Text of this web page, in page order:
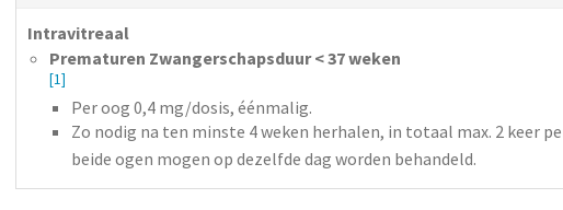
Intravitreaal
Prematuren Zwangerschapsduur < 37 weken
[1]
Per oog 0,4 mg/dosis, éénmalig.
Zo nodig na ten minste 4 weken herhalen, in totaal max. 2 keer
beide ogen mogen op dezelfde dag worden behandeld.